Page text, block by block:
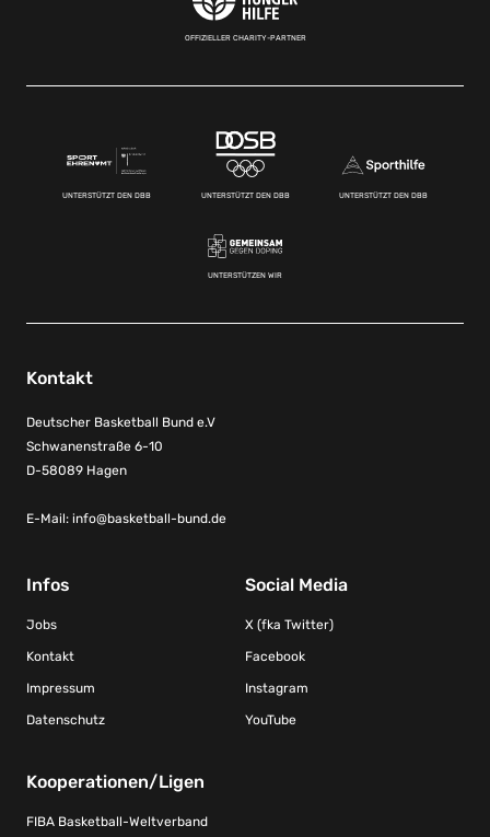
OFFIZIELLER CHARITY-PARTNER
UNTERSTÜTZT DEN DBB UNTERSTÜTZT DEN DBB UNTERSTÜTZT DEN DBB
UNTERSTÜTZEN WIR
Kontakt
Deutscher Basketball Bund e.V
Schwanenstraße 6-10
D-58089 Hagen
E-Mail: info@basketball-bund.de
Infos
Jobs
Kontakt
Impressum
Datenschutz
Social Media
X (fka Twitter)
Facebook
Instagram
YouTube
Kooperationen/Ligen
FIBA Basketball-Weltverband